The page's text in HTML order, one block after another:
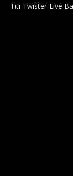
Titi Twister Live